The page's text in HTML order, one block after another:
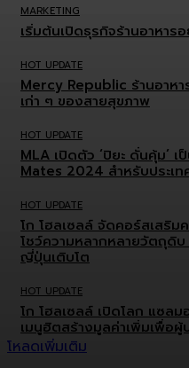
MARKETING
เริ่มต้นเปิดธุรกิจร้านอาหาร
HOT UPDATE
Mercy Republic ร้านอาห
เก่า ๆ ของสายสุขภาพ
HOT UPDATE
MLA เปิดตัว ‘ปิยะ ดั่นคุ้ม’
Mates 2024 สำหรับประเท
HOT UPDATE
โก โฮลเซลล์ จัดคอร์สเสริ
โชว์ความหลากหลายวัตถุดิ
ญี่ปุ่นเติบโต
HOT UPDATE
โก โฮลเซลล์ เปิดโลก แซล
เมนูฮิตสร้างมูลค่าเพิ่มเพื่อผู้
โหลดเพิ่มเติม